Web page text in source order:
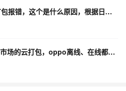
应用研发平台EMAS生成补丁包报错，这个是什么原因，根据日志怎么排查？
应用研发平台EMAS uni插件市场的云打包，oppo离线、在线都接不到通知了，咋解决？